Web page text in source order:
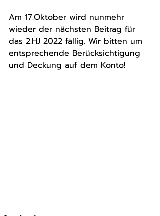
Am 17.Oktober wird nunmehr
wieder der nächsten Beitrag für
das 2.HJ 2022 fällig. Wir bitten um
entsprechende Berücksichtigung
und Deckung auf dem Konto!